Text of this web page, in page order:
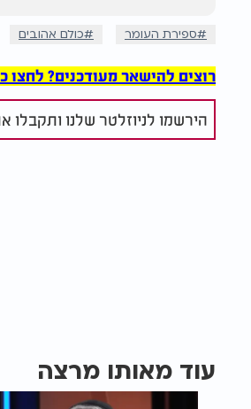
ספירת העומר כולם אהובים
רוצים להישאר מעודכנים? לחצו
הירשמו לניוזלטר שלנו
עוד מאותו מרצה